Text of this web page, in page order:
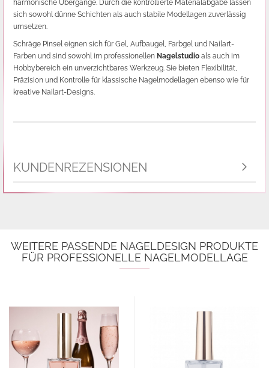
harmonische Übergänge. Durch die kontrollierte Materialabgabe lassen
sich sowohl dünne Schichten als auch stabile Modellagen zuverlässig
umsetzen.
Schräge Pinsel eignen sich für Gel, Aufbaugel, Farbgel und Nailart-
Farben und sind sowohl im professionellen Nagelstudio als auch im
Hobbybereich ein unverzichtbares Werkzeug. Sie bieten Flexibilität,
Präzision und Kontrolle für klassische Nagelmodellagen ebenso wie für
kreative Nailart-Designs.
KUNDENREZENSIONEN
WEITERE PASSENDE NAGELDESIGN PRODUKTE
FÜR PROFESSIONELLE NAGELMODELLAGE